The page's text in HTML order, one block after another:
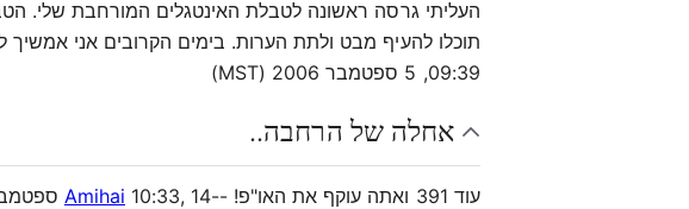
העליתי גרסה ראשונה לטבלת האינטגלים המורחבת שלי.
תוכלו להעיף מבט ולתת הערות. בימים הקרובים אני אמשיך להוסיף עוד
09:39, 5 ספטמבר 2006 (MST)
אחלה של הרחבה..
עוד 391 ואתה עוקף את האו"פ! -- Amihai 10:33, 14 ספטמבר 2006 (MST)